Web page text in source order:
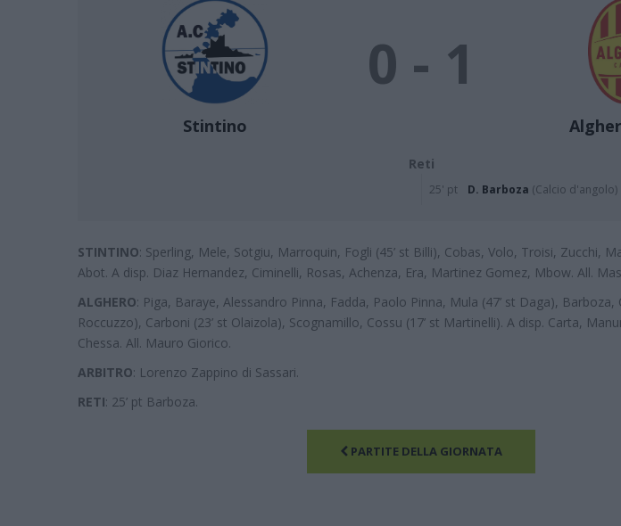
Stintino
0 - 1
Reti
25' pt D. Barboza (Calcio d'angolo)
STINTINO: Sperling, Mele, Sotgiu, Marroquin, Fogli (45’ st Billi), Cobas, Volo, Troisi, Zucchi,
Abot. A disp. Diaz Hernandez, Ciminelli, Rosas, Achenza, Era, Martinez Gomez, Mbow. All.
ALGHERO: Piga, Baraye, Alessandro Pinna, Fadda, Paolo Pinna, Mula (47’ st Daga), Barboza,
Roccuzzo), Carboni (23’ st Olaizola), Scognamillo, Cossu (17’ st Martinelli). A disp. Carta,
Chessa. All. Mauro Giorico.
ARBITRO: Lorenzo Zappino di Sassari.
RETI: 25’ pt Barboza.
PARTITE DELLA GIORNATA